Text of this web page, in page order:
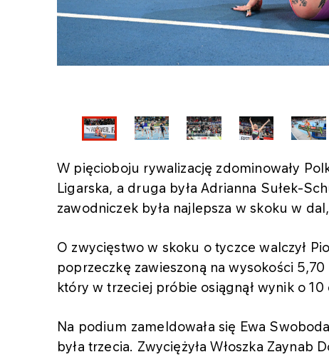
W pięcioboju rywalizację zdominowały
Ligarska, a druga była Adrianna Sułek-
zawodniczek była najlepsza w skoku w
O zwycięstwo w skoku o tyczce walczył
poprzeczkę zawieszoną na wysokości
który w trzeciej próbie osiągnął wynik o 10
Na podium zameldowała się Ewa
była trzecia. Zwyciężyła Włoszka